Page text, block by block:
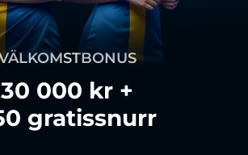
30 000 kr +
gratissnurr